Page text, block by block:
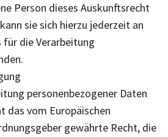
Person dieses Auskunftsrecht
sie sich hierzu jederzeit an
die Verarbeitung
personenbezogener Daten
das vom Europäischen
gewährte Recht, die